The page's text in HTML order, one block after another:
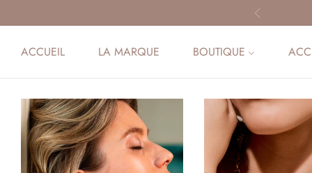
ACCUEIL LA MARQUE BOUTIQUE